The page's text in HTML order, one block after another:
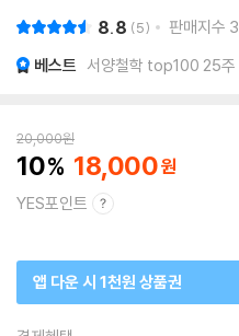
8.8 5 판매지수
베스트 서양철학 top100 25주
20,000원
10 18,000
YES포인트
앱 다운 시 1천원 상품권